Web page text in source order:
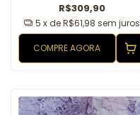
R$309,90
5 x deR$61,98 sem juros
COMPRE AGORA